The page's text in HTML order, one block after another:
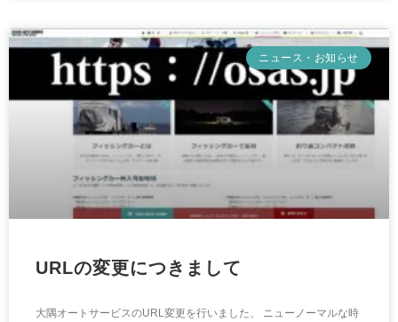
ニュース・お知らせ
URLの変更につきまして
大隅オートサービスのURL変更を行いました、 ニューノーマルな時